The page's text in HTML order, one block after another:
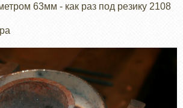
63мм - как раз под резику 2108